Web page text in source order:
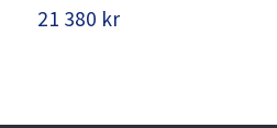
21 380 kr